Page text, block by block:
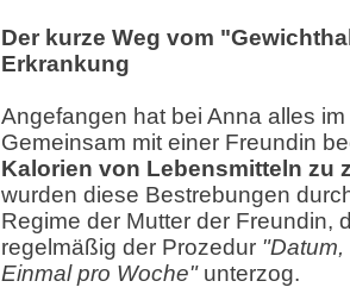
Der kurze Weg vom
Erkrankung
Angefangen hat bei Anna alles
Gemeinsam mit einer Freundin
Kalorien von Lebensmitteln zu
wurden diese Bestrebungen
Regime der Mutter der Freundin,
regelmäßig der Prozedur
Einmal pro Woche"unterzog.